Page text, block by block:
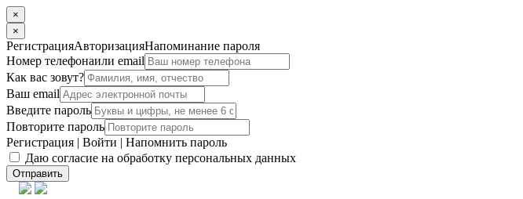
×
×
РегистрацияАвторизацияНапоминание пароля
Номер телефонаили email
Как вас зовут?
Ваш email
Введите пароль
Повторите пароль
Регистрация | Войти | Напомнить пароль
Даю согласие на обработку персональных данных
Отправить